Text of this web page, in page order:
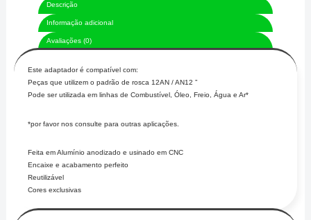
Descrição
Informação adicional
Avaliações (0)
Este adaptador é compatível com:
Peças que utilizem o padrão de rosca 12AN / AN12 ”
Pode ser utilizada em linhas de Combustível, Óleo, Freio, Água e Ar*
*por favor nos consulte para outras aplicações.
Feita em Alumínio anodizado e usinado em CNC
Encaixe e acabamento perfeito
Reutilizável
Cores exclusivas